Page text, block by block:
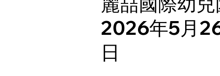
2026年5月
日